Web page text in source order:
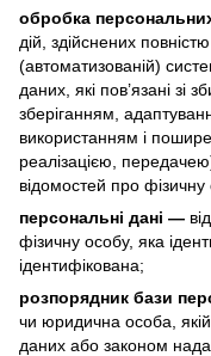
обробка
дій, здійснених
(автоматизованій)
даних, які пов’язані зі
зберіганням,
використанням і
реалізацією,
відомостей про фізичну
персональні дані —
фізичну особу, яка
ідентифікована;
розпорядник бази
чи юридична особа,
даних або законом